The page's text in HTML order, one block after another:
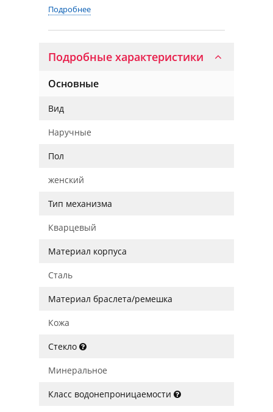
Подробнее
Подробные характеристики
Основные
Вид
Наручные
Пол
женский
Тип механизма
Кварцевый
Материал корпуса
Сталь
Материал браслета/ремешка
Кожа
Стекло
Минеральное
Класс водонепроницаемости